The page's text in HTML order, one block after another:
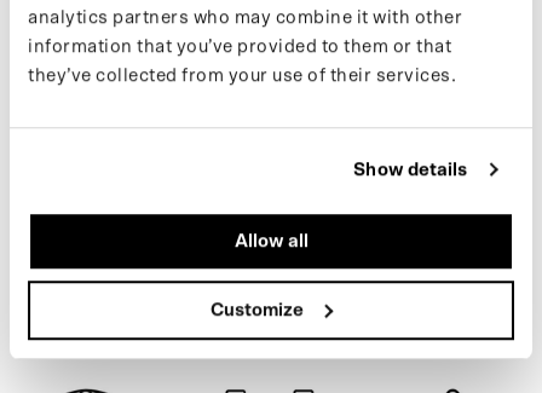
analytics partners who may combine it with other
information that you’ve provided to them or that
they’ve collected from your use of their services.
Show details
Allow all
Customize
CARTOUCHE
Meer informatie over onze producten vind je op onzesupport
pagina. Wil je op de hoogte blijven van nieuwe drops en het
SPECIFICATIES